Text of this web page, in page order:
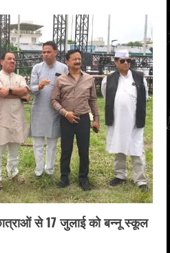
से 17 जुलाई को बन्नू स्कूल